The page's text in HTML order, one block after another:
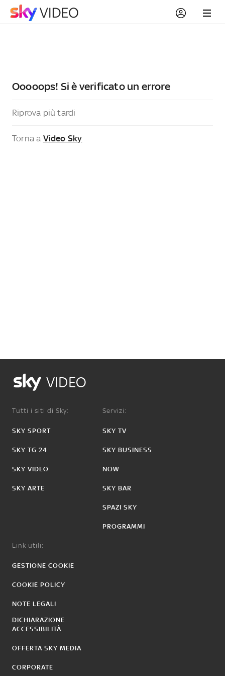
Ooooops! Si è verificato un errore
Riprova più tardi
Torna a Video Sky
VIDEO
Tutti i siti di Sky:
SKY SPORT
SKY TG 24
SKY VIDEO
SKY ARTE
Servizi:
SKY TV
SKY BUSINESS
NOW
SKY BAR
SPAZI SKY
PROGRAMMI
Link utili:
GESTIONE COOKIE
COOKIE POLICY
NOTE LEGALI
DICHIARAZIONE
ACCESSIBILITÀ
OFFERTA SKY MEDIA
CORPORATE